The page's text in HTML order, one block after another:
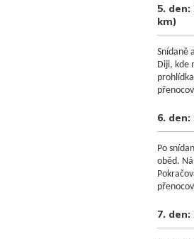
5.
km)
Snídaně
Diji, kde
6.
Po
oběd.
7.